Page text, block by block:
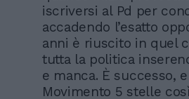
iscriversi al Pd per
accadendo l’esatto
anni è riuscito in quel
tutta la politica
e manca. È successo,
Movimento 5 stelle